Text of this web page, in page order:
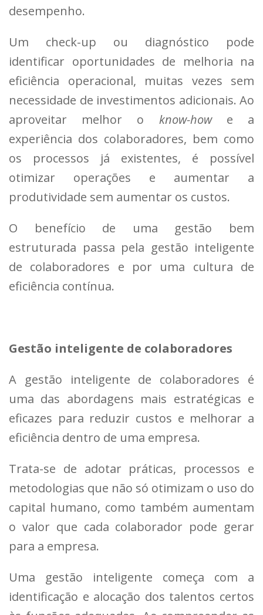
desempenho.
Um check-up ou diagnóstico pode
identificar oportunidades de melhoria na
eficiência operacional, muitas vezes sem
necessidade de investimentos adicionais. Ao
aproveitar melhor o know-howe a
experiência dos colaboradores, bem como
os processos já existentes, é possível
otimizar operações e aumentar a
produtividade sem aumentar os custos.
O benefício de uma gestão bem
estruturada passa pela gestão inteligente
de colaboradores e por uma cultura de
eficiência contínua.
Gestão inteligente de colaboradores
A gestão inteligente de colaboradores é
uma das abordagens mais estratégicas e
eficazes para reduzir custos e melhorar a
eficiência dentro de uma empresa.
Trata-se de adotar práticas, processos e
metodologias que não só otimizam o uso do
capital humano, como também aumentam
o valor que cada colaborador pode gerar
para a empresa.
Uma gestão inteligente começa com a
identificação e alocação dos talentos certos